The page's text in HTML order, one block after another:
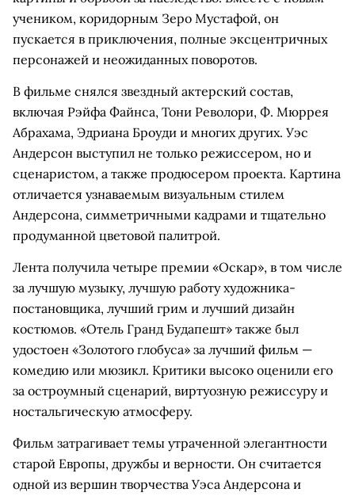
учеником, коридорным Зеро Мустафой, он
пускается в приключения, полные эксцентричных
персонажей и неожиданных поворотов.
В фильме снялся звездный актерский состав,
включая Рэйфа Файнса, Тони Револори, Ф. Мюррея
Абрахама, Эдриана Броуди и многих других. Уэс
Андерсон выступил не только режиссером, но и
сценаристом, а также продюсером проекта. Картина
отличается узнаваемым визуальным стилем
Андерсона, симметричными кадрами и тщательно
продуманной цветовой палитрой.
Лента получила четыре премии «Оскар», в том числе
за лучшую музыку, лучшую работу художника-
постановщика, лучший грим и лучший дизайн
костюмов. «Отель Гранд Будапешт» также был
удостоен «Золотого глобуса» за лучший фильм —
комедию или мюзикл. Критики высоко оценили его
за остроумный сценарий, виртуозную режиссуру и
ностальгическую атмосферу.
Фильм затрагивает темы утраченной элегантности
старой Европы, дружбы и верности. Он считается
одной из вершин творчества Уэса Андерсона и